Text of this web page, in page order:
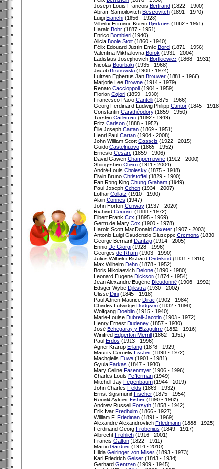
Joseph Louis François Bertrand(1822 - 1900)
Abram Samoilovitch Besicovitch(1891 - 1970)
Luigi Bianchi(1856 - 1928)
Vilhelm Frimann Koren Bjerknes (1862 - 1951)
Harald Bohr(1887 - 1951)
Enrico Bombieri(1940)
Alicia Boole Stott(1860 - 1940)
Félix Edouard Justin Emile Borel(1871 - 1956)
Valentina Mikhailovna Borok (1931 - 2004)
Ladislaus Josephovich Bortkiewicz (1868 - 1931)
Nicolas Bourbaki(1935 - 1968)
Jacob Bronowski(1908 - 1974)
Luitzen Egbertus Jan Brouwer(1881 - 1966)
Marjorie Lee Browne(1914 - 1979)
Renato Caccioppoli(1904 - 1959)
Florian Cajori(1859 - 1930)
Francesco Paolo Cantelli(1875 - 1966)
Georg Ferdinand Ludwig Philipp Cantor(1845 -
Constantin Carathéodory(1859 - 1950)
Torsten Carleman(1892 - 1949)
Fritz Carlson(1888 - 1952)
Élie Joseph Cartan(1869 - 1951)
Henri Paul Cartan(1904 - 2008)
John William Scott Cassels (1922 - 2015)
Guido Castelnuovo(1865 - 1952)
Ernesto Cesàro(1859 - 1906)
David Gawen Champernowne(1912 - 2000)
Shiing-shen Chern(1911 - 2004)
André-Louis Cholesky(1875 - 1918)
Elwin Bruno Christoffel(1829 - 1900)
Fan Rong King Chung Graham(1949)
Paul Joseph Cohen(1934 - 2007)
Lothar Collatz (1910 - 1990)
Alain Connes (1947)
John Horton Conway(1937 - 2020)
Richard Courant(1888 - 1972)
Elbert Frank Cox (1895 - 1969)
Gertrude Mary Cox (1900 - 1978)
Harold Scott MacDonald Coxeter(1907 - 2003)
Antonio Luigi Gaudenzio Giuseppe Cremona(1830 -
George Bernard Dantzig(1914 - 2005)
Ennio De Giorgi(1928 - 1996)
Georges de Rham(1903 - 1990)
Julius Wilhelm Richard Dedekind(1831 - 1916)
Max Wilhelm Dehn(1878 - 1952)
Boris Nikolaevich Delone(1890 - 1980)
Leonard Eugene Dickson(1874 - 1954)
Jean Alexandre Eugène Dieudonné(1906 - 1992)
Edsger Wybe Dijkstra(1930 - 2002)
Ulisse Dini(1845 - 1918)
Paul Adrien Maurice Dirac (1902 - 1984)
Charles Lutwidge Dodgson(1832 - 1898)
Wolfgang Doeblin(1915 - 1940)
Marie-Louise Dubreil-Jacotin(1903 - 1972)
Henry Ernest Dudeney(1857 - 1930)
José Echegaray y Eizaguirre(1832 - 1916)
Winifred Edgerton Merrill(1862 - 1951)
Paul Erdös (1913 - 1996)
Agner Krarup Erlang(1878 - 1929)
Maurits Cornelis Escher(1898 - 1972)
Machgielis Euwe(1901 - 1981)
Gyula Farkas (1847 - 1930)
Mary Celine Fasenmyer(1906 - 1996)
Charles Louis Fefferman(1949)
Mitchell Jay Feigenbaum(1944 - 2019)
John Charles Fields (1863 - 1932)
Ernst Sigismund Fischer(1875 - 1954)
Ronald Aylmer Fisher(1890 - 1962)
Andrew Russell Forsyth(1858 - 1942)
Erik Ivar Fredholm(1866 - 1927)
William F. Friedman(1891 - 1969)
Alexandre Alexandrovitch Friedmann(1888 - 1925)
Ferdinand Georg Frobenius (1849 - 1917)
Albrecht Fröhlich(1916 - 2001)
Francis Galton(1822 - 1911)
Martin Gardner(1914 - 2010)
Hilda Geiringer von Mises (1893 - 1973)
Karl Friedrich Geiser(1843 - 1934)
Gerhard Gentzen(1909 - 1945)